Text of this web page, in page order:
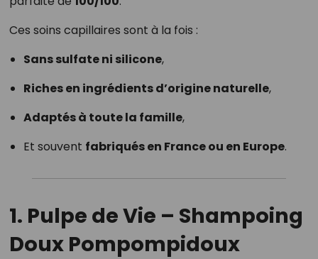
Ces soins capillaires sont à la fois :
Sans sulfate ni silicone,
Riches en ingrédients d’origine naturelle,
Adaptés à toute la famille,
Et souvent fabriqués en France ou en Europe.
1. Pulpe de Vie – Shampoing
Doux Pompompidoux